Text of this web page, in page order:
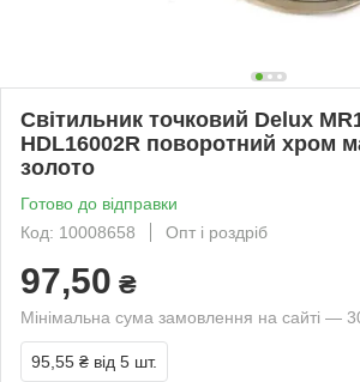
Світильник точковий Delux
HDL16002R поворотний хром
золото
Готово до відправки
Код: 10008658
Опт і роздріб
97,50 ₴
Мінімальна сума замовлення на сайті —
95,55 ₴ від 5 шт.